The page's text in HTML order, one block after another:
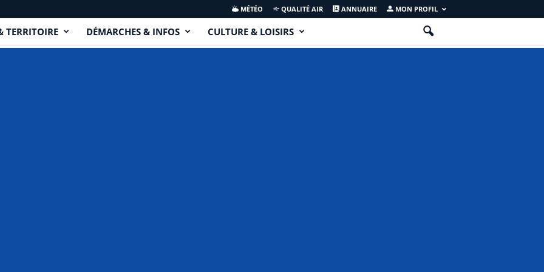
MÉTÉO QUALITÉ AIR ANNUAIRE MON PROFIL
TERRITOIRE DÉMARCHES & INFOS CULTURE & LOISIRS